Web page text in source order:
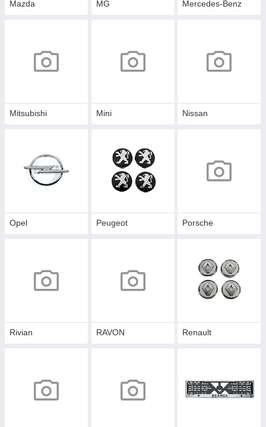
Mazda MG Mercedes-Benz
Mitsubishi Mini Nissan
Opel Peugeot Porsche
Rivian RAVON Renault